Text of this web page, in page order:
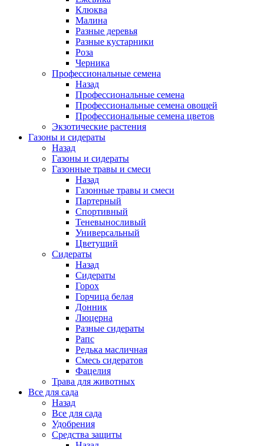
Клюква
Малина
Разные деревья
Разные кустарники
Роза
Черника
Профессиональные семена
Назад
Профессиональные семена
Профессиональные семена овощей
Профессиональные семена цветов
Экзотические растения
Газоны и сидераты
Назад
Газоны и сидераты
Газонные травы и смеси
Назад
Газонные травы и смеси
Партерный
Спортивный
Теневыносливый
Универсальный
Цветущий
Сидераты
Назад
Сидераты
Горох
Горчица белая
Донник
Люцерна
Разные сидераты
Рапс
Редька масличная
Смесь сидератов
Фацелия
Трава для животных
Все для сада
Назад
Все для сада
Удобрения
Средства защиты